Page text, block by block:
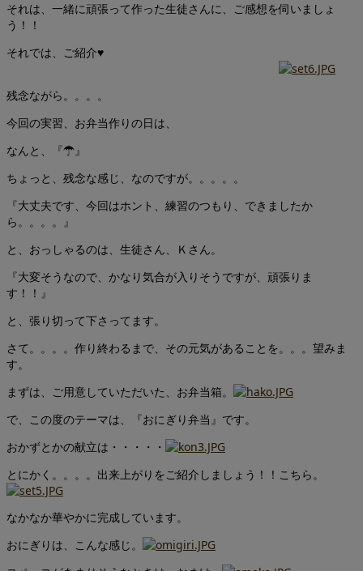
それは、一緒に頑張って作った生徒さんに、ご感想を伺いましょ
う！！
それでは、ご紹介♥
残念ながら。。。。
今回の実習、お弁当作りの日は、
なんと、『☂』
ちょっと、残念な感じ、なのですが。。。。。
『大丈夫です、今回はホント、練習のつもり、できましたか
ら。。。。』
と、おっしゃるのは、生徒さん、Ｋさん。
『大変そうなので、かなり気合が入りそうですが、頑張りま
す！！』
と、張り切って下さってます。
さて。。。。作り終わるまで、その元気があることを。。。望みま
す。
まずは、ご用意していただいた、お弁当箱。
で、この度のテーマは、『おにぎり弁当』です。
おかずとかの献立は・・・・・
とにかく。。。。出来上がりをご紹介しましょう！！こちら。
なかなか華やかに完成しています。
おにぎりは、こんな感じ。